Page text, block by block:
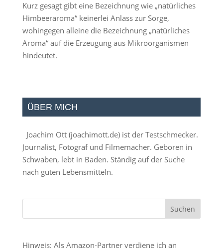
Kurz gesagt gibt eine Bezeichnung wie „natürliches
Himbeeraroma“ keinerlei Anlass zur Sorge,
wohingegen alleine die Bezeichnung „natürliches
Aroma“ auf die Erzeugung aus Mikroorganismen
hindeutet.
ÜBER MICH
Joachim Ott (joachimott.de) ist der Testschmecker.
Journalist, Fotograf und Filmemacher. Geboren in
Schwaben, lebt in Baden. Ständig auf der Suche
nach guten Lebensmitteln.
Hinweis: Als Amazon-Partner verdiene ich an